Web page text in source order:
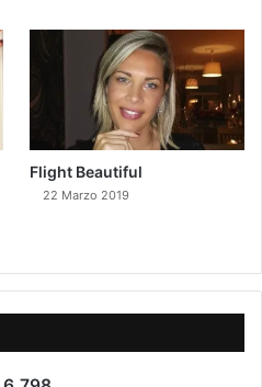
Flight Beautiful
22 Marzo 2019